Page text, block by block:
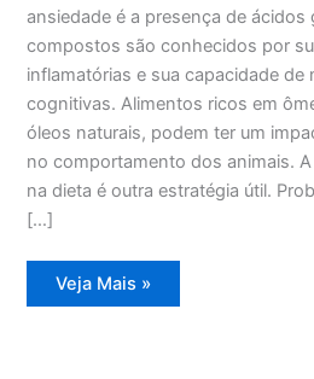
ansiedade é a presença de
compostos são conhecidos por
inflamatórias e sua capacidade de
cognitivas. Alimentos ricos em
óleos naturais, podem ter um
no comportamento dos animais.
na dieta é outra estratégia útil.
[…]
Dieta
adequada
Veja Mais »